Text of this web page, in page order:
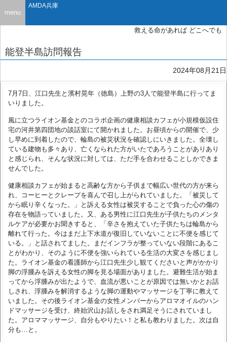
AMDA兵庫
救える命があれば どこへでも
能登半島訪問報告
2024年08月21日
7月7日、江口先生と濱村晃年（徳島）上野の3人で能登半島に行ってま
いりました。
風に立つライオン基金とのコラボ企画の健康相談カフェが小規模仮設住
宅の河井第四団地の談話室にて開かれました。お昼頃からの開催で、少
し早めに到着したので、輪島の被災状況を確認しにいきました。全壊し
ている建物も多々あり、亡くなられた方がいたであろうことがありあり
と感じられ、そんな状況に対しては、ただ手を合わせることしかできま
せんでした。
健康相談カフェが始まると高齢な方から子供まで幅広い世代の方が来ら
れ、コーヒーとクレープを喜んで召し上がられていました。「被災して
から眠り辛くなった。」と訴える女性は被災することで負った心の傷の
存在を物語っていました。又、ある男性に江口先生が子供たちのメンタ
ルケアが必要かお聞きすると、「辛さを抱えていた子供たちは輪島から
離れて行った。今はまだ上下水道が復旧していないことに不便を感じて
いる。」と話されてました。まだインフラが整っていない段階にあるこ
とがわかり、そのように不便を強いられている生活の大変さを感じまし
た。ライオン基金の看護師から江口先生少し観てくださいと声がかかり
脚の浮腫みを訴える女性の脚を見る場面がありました。避難生活が始ま
ってから浮腫みが出たようで、血流が悪いことが原因では無いかとお話
しされ、浮腫みを解消するような脚の運動やマッサージを丁寧に教えて
いました。その後ライオン基金の女性メンバーからアロマオイルのハン
ドマッサージを受け、終始沢山お話しをされ満足そうにされていまし
た。アロママッサージ、自分もやりたい！と私も教わりました。次は自
分も…と。
menu